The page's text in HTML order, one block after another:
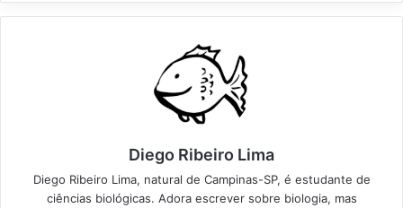
Diego Ribeiro Lima
Diego Ribeiro Lima, natural de Campinas-SP, é estudante de
ciências biológicas. Adora escrever sobre biologia, mas